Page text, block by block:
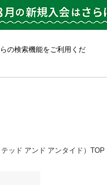
の検索機能をご利用くだ
ッド アンド アンタイド）TOP